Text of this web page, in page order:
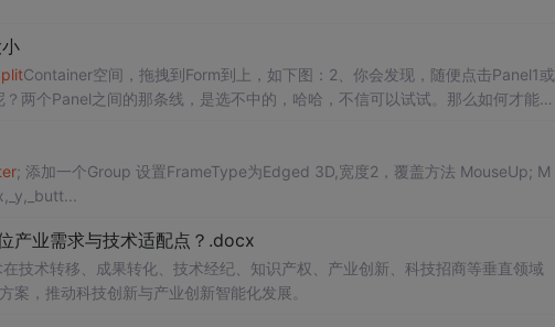
Container空间，拖拽到Form到上，如下图：2、你会发现，随便点击Panel1或
两个Panel之间的那条线，是选不中的，哈哈，不信可以试试。那么如何才能调
; 添加一个Group 设置FrameType为Edged 3D,宽度2，覆盖方法 MouseUp; M
中写入代码： super(_x,_y,_butt...
产业需求与技术适配点？.docx
技术转移、成果转化、技术经纪、知识产权、产业创新、科技招商等垂直领域
，推动科技创新与产业创新智能化发展。